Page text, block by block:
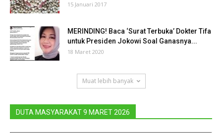
15 Januari 2017
MERINDING! Baca ‘Surat Terbuka’ Dokter Tifa
untuk Presiden Jokowi Soal Ganasnya...
18 Maret 2020
Muat lebih banyak
DUTA MASYARAKAT 9 MARET 2026